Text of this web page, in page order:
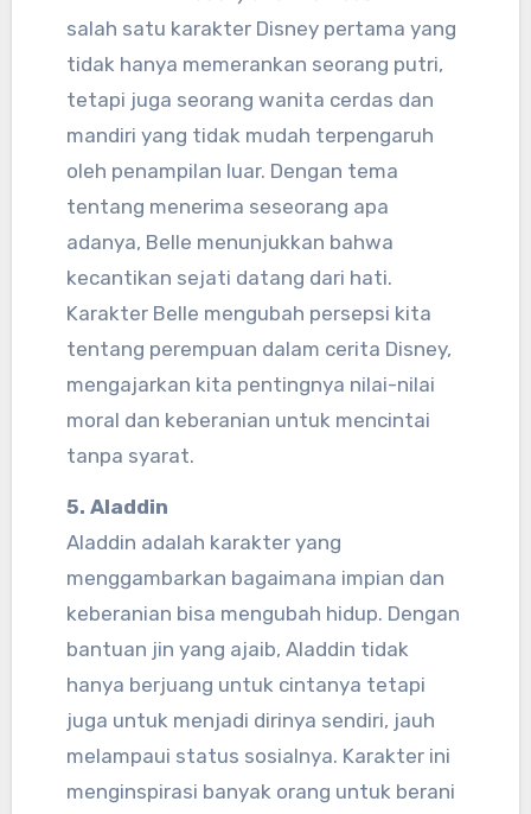
salah satu karakter Disney pertama yang
tidak hanya memerankan seorang putri,
tetapi juga seorang wanita cerdas dan
mandiri yang tidak mudah terpengaruh
oleh penampilan luar. Dengan tema
tentang menerima seseorang apa
adanya, Belle menunjukkan bahwa
kecantikan sejati datang dari hati.
Karakter Belle mengubah persepsi kita
tentang perempuan dalam cerita Disney,
mengajarkan kita pentingnya nilai-nilai
moral dan keberanian untuk mencintai
tanpa syarat.
5. Aladdin
Aladdin adalah karakter yang
menggambarkan bagaimana impian dan
keberanian bisa mengubah hidup. Dengan
bantuan jin yang ajaib, Aladdin tidak
hanya berjuang untuk cintanya tetapi
juga untuk menjadi dirinya sendiri, jauh
melampaui status sosialnya. Karakter ini
menginspirasi banyak orang untuk berani